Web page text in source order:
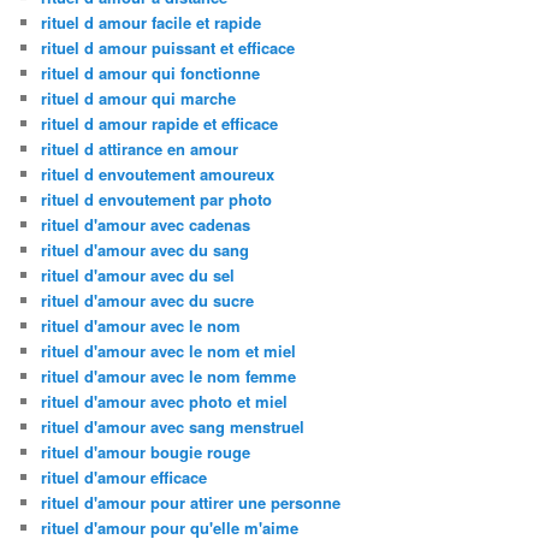
rituel d amour facile et rapide
rituel d amour puissant et efficace
rituel d amour qui fonctionne
rituel d amour qui marche
rituel d amour rapide et efficace
rituel d attirance en amour
rituel d envoutement amoureux
rituel d envoutement par photo
rituel d'amour avec cadenas
rituel d'amour avec du sang
rituel d'amour avec du sel
rituel d'amour avec du sucre
rituel d'amour avec le nom
rituel d'amour avec le nom et miel
rituel d'amour avec le nom femme
rituel d'amour avec photo et miel
rituel d'amour avec sang menstruel
rituel d'amour bougie rouge
rituel d'amour efficace
rituel d'amour pour attirer une personne
rituel d'amour pour qu'elle m'aime